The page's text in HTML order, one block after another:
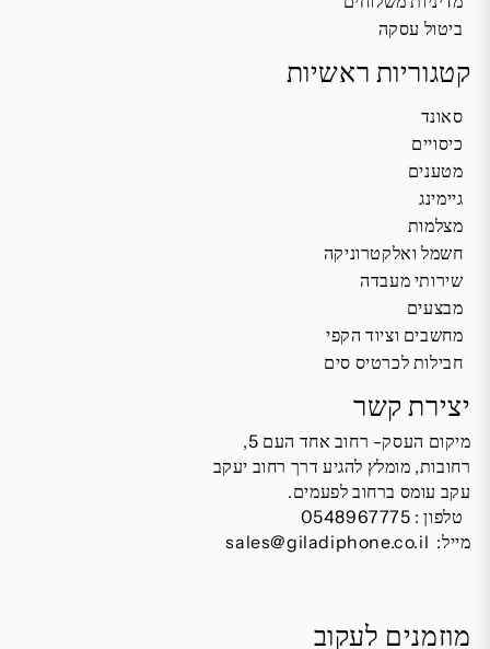
ביטול עסקה
קטגוריות ראשיות
סאונד
כיסויים
מטענים
גיימינג
מצלמות
חשמל ואלקטרוניקה
שירותי מעבדה
מבצעים
מחשבים וציוד הקפי
חבילות לכרטיס סים
יצירת קשר
מיקום העסק- רחוב אחד העם 5,
רחובות, מומלץ להגיע דרך רחוב יעקב
עקב עומס ברחוב לפעמים.
טלפון : 0548967775
מייל: sales@giladiphone.co.il
מוזמנים לעקוב